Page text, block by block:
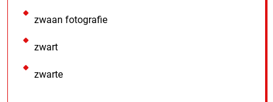
zwaan fotografie
zwart
zwarte